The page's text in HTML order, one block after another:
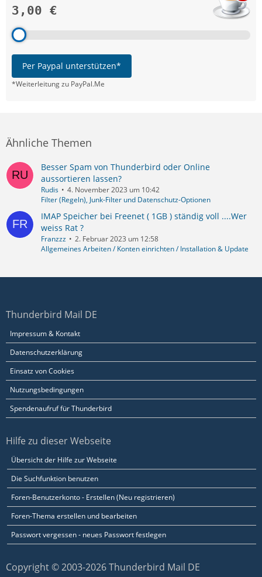
3,00 €
Per Paypal unterstützen*
*Weiterleitung zu PayPal.Me
Ähnliche Themen
Besser Spam von Thunderbird oder Online
aussortieren lassen?
Rudis
4. November 2023 um 10:42
Filter (Regeln), Junk-Filter und Datenschutz-Optionen
IMAP Speicher bei Freenet ( 1GB ) ständig voll ....Wer
weiss Rat ?
Franzzz
2. Februar 2023 um 12:58
Allgemeines Arbeiten / Konten einrichten / Installation & Update
Thunderbird Mail DE
Impressum & Kontakt
Datenschutzerklärung
Einsatz von Cookies
Nutzungsbedingungen
Spendenaufruf für Thunderbird
Hilfe zu dieser Webseite
Übersicht der Hilfe zur Webseite
Die Suchfunktion benutzen
Foren-Benutzerkonto - Erstellen (Neu registrieren)
Foren-Thema erstellen und bearbeiten
Passwort vergessen - neues Passwort festlegen
Copyright © 2003-2026 Thunderbird Mail DE